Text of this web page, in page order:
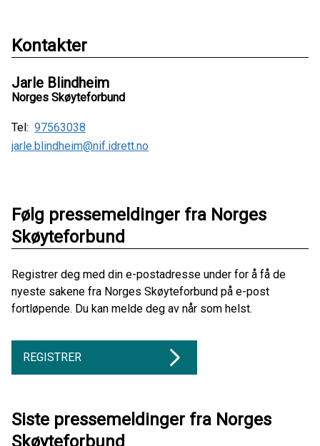
Kontakter
Jarle Blindheim
Norges Skøyteforbund
Tel: 97563038
jarle.blindheim@nif.idrett.no
Følg pressemeldinger fra Norges
Skøyteforbund
Registrer deg med din e-postadresse under for å få de
nyeste sakene fra Norges Skøyteforbund på e-post
fortløpende. Du kan melde deg av når som helst.
REGISTRER
Siste pressemeldinger fra Norges
Skøyteforbund